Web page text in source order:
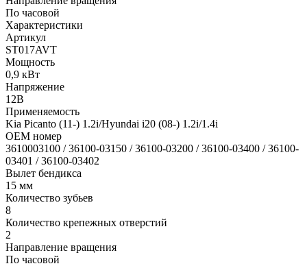
По часовой
Характеристики
Артикул
ST017AVT
Мощность
0,9 кВт
Напряжение
12В
Применяемость
Kia Picanto (11-) 1.2i/Hyundai i20 (08-) 1.2i/1.4i
OEM номер
3610003100 / 36100-03150 / 36100-03200 / 36100-03400 / 36100-
03401 / 36100-03402
Вылет бендикса
15 мм
Количество зубьев
8
Количество крепежных отверстий
2
Направление вращения
По часовой